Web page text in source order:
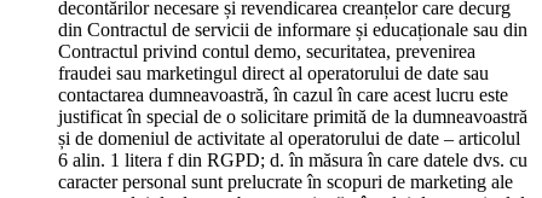
decontărilor necesare și revendicarea creanțelor care decurg
din Contractul de servicii de informare și educaționale sau din
Contractul privind contul demo, securitatea, prevenirea
fraudei sau marketingul direct al operatorului de date sau
contactarea dumneavoastră, în cazul în care acest lucru este
justificat în special de o solicitare primită de la dumneavoastră
și de domeniul de activitate al operatorului de date – articolul
6 alin. 1 litera f din RGPD; d. în măsura în care datele dvs. cu
caracter personal sunt prelucrate în scopuri de marketing ale